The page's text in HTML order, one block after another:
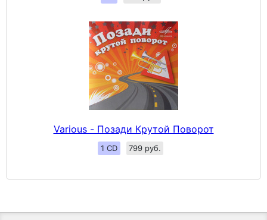
Various - Позади Крутой Поворот
1 CD 799 руб.